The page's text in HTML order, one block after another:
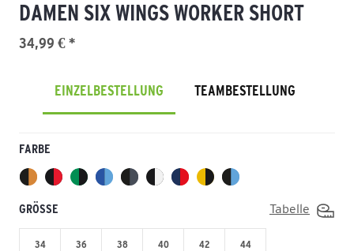
DAMEN SIX WINGS WORKER SHORT
34,99 € *
EINZELBESTELLUNG TEAMBESTELLUNG
FARBE
GRÖSSE Tabelle
34 36 38 40 42 44